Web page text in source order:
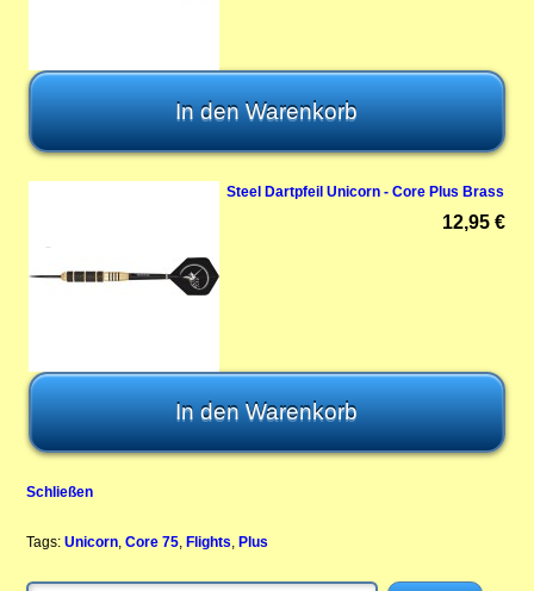
Steel Dartpfeil Unicorn - Core Plus Brass
12,95 €
Schließen
Tags: Unicorn,Core 75, Flights, Plus